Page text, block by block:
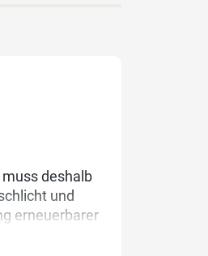
deshalb
und
erneuerbarer